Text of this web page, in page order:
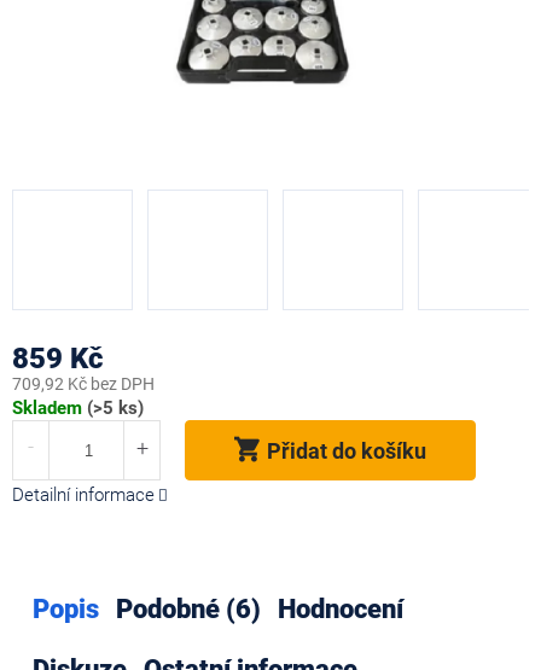
859 Kč
709,92 Kč bez DPH
Měrná
Skladem (>5 ks)
Přidat do košíku
Detailní informace
Popis Podobné (6)
Hodnocení